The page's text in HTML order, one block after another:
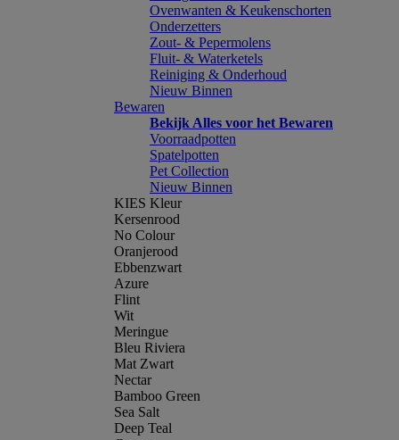
Ovenwanten & Keukenschorten
Onderzetters
Zout- & Pepermolens
Fluit- & Waterketels
Reiniging & Onderhoud
Nieuw Binnen
Bewaren
Bekijk Alles voor het Bewaren
Voorraadpotten
Spatelpotten
Pet Collection
Nieuw Binnen
KIES Kleur
Kersenrood
No Colour
Oranjerood
Ebbenzwart
Azure
Flint
Wit
Meringue
Bleu Riviera
Mat Zwart
Nectar
Bamboo Green
Sea Salt
Deep Teal